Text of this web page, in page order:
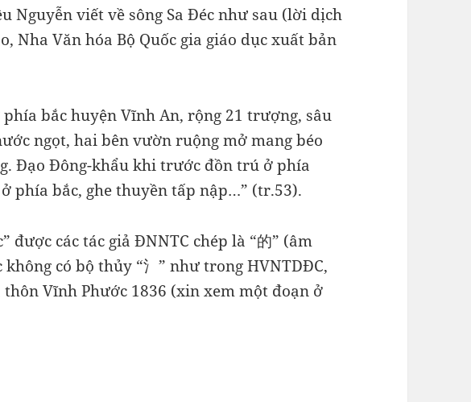
Nguyễn viết về sông Sa Đéc như sau (lời dịch
Nha Văn hóa Bộ Quốc gia giáo dục xuất bản
phía bắc huyện Vĩnh An, rộng 21 trượng, sâu
ngọt, hai bên vườn ruộng mở mang béo
Đạo Đông-khẩu khi trước đồn trú ở phía
phía bắc, ghe thuyền tấp nập…” (tr.53).
được các tác giả ĐNNTC chép là “的” (âm
có bộ thủy “氵” như trong HVNTDĐC,
Vĩnh Phước 1836 (xin xem một đoạn ở